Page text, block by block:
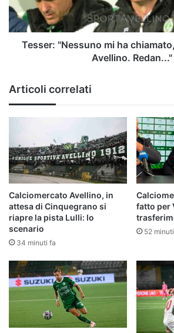
tornerei
ad
Avellino.
Redan..."
Tesser: "Nessuno mi ha
Avellino. Redan..."
Articoli correlati
Calciomercato Avellino, in
attesa di Cinquegrano si
riapre la pista Lulli: lo
scenario
34 minuti fa
fatto per
52